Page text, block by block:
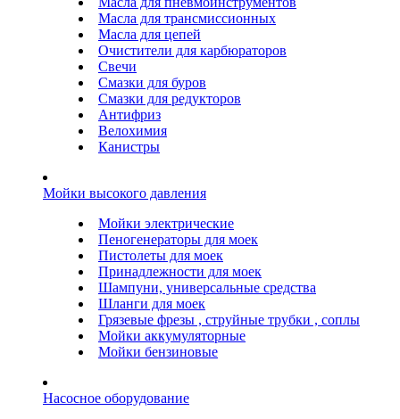
Масла для трансмиссионных
Масла для цепей
Очистители для карбюраторов
Свечи
Смазки для буров
Смазки для редукторов
Антифриз
Велохимия
Канистры
Мойки высокого давления
Мойки электрические
Пеногенераторы для моек
Пистолеты для моек
Принадлежности для моек
Шампуни, универсальные средства
Шланги для моек
Грязевые фрезы , струйные трубки , соплы
Мойки аккумуляторные
Мойки бензиновые
Насосное оборудование